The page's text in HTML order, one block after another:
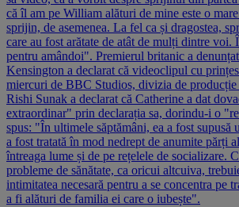
că îl am pe William alături de mine este o
sprijin, de asemenea. La fel ca și dragostea,
care au fost arătate de atât de mulți dintre voi.
pentru amândoi". Premierul britanic a
Kensington a declarat că videoclipul cu
miercuri de BBC Studios, divizia de
Rishi Sunak a declarat că Catherine a dat
extraordinar" prin declarația sa, dorindu-i o
spus: "În ultimele săptămâni, ea a fost supusă
a fost tratată în mod nedrept de anumite părți
întreaga lume și de pe rețelele de socializare.
probleme de sănătate, ca oricui altcuiva,
intimitatea necesară pentru a se concentra pe
a fi alături de familia ei care o iubește".